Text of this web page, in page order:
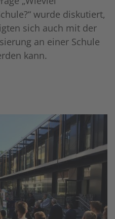
wurde diskutiert,
sich auch mit der
an einer Schule
kann.